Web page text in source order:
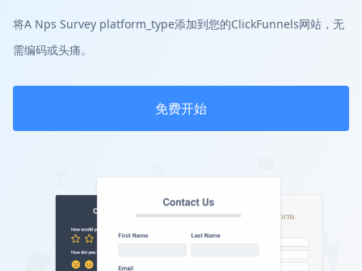
将A Nps Survey platform_type添加到您的ClickFunnels网站，无
需编码或头痛。
免费开始